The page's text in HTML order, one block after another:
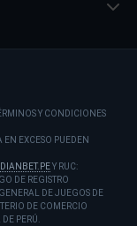
Y CONDICIONES
EN EXCESO PUEDEN
Y RUC:
DE REGISTRO
DE JUEGOS DE
DE COMERCIO
PERÚ.